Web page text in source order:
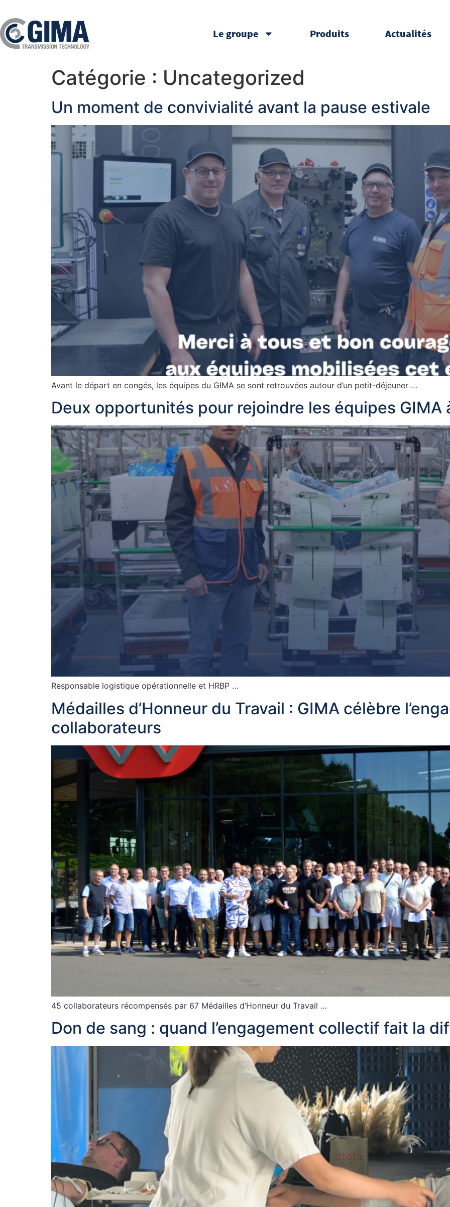
Le groupe Produits Actualités
Catégorie : Uncategorized
Un moment de convivialité avant la pause estivale
Avant le départ en congés, les équipes du GIMA se sont retrouvées autour d’un petit-déjeuner …
Deux opportunités pour rejoindre les équipes GIMA
Responsable logistique opérationnelle et HRBP …
Médailles d’Honneur du Travail : GIMA célèbre
collaborateurs
45 collaborateurs récompensés par 67 Médailles d’Honneur du Travail …
Don de sang : quand l’engagement collectif fait la